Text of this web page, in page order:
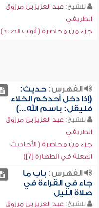
للشيخ: عبد العزيز بن مرزوق
الطريفي
جزء من محاضرة ( أبواب الصيد)
الفهرس:حديث:
(إذا دخل أحدكم الخلاء
فليقل: باسم الله...)
للشيخ: عبد العزيز بن مرزوق
الطريفي
جزء من محاضرة ( الأحاديث
المعلة في الطهارة [7])
الفهرس: باب ما
جاء في القراءة في
صلاة الليل
للشيخ: عبد العزيز بن مرزوق